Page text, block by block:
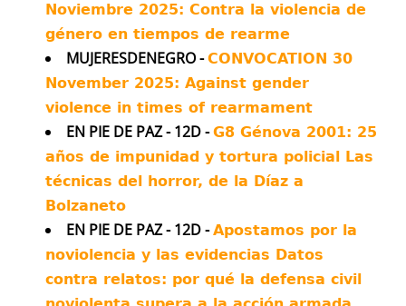
Noviembre 2025: Contra la violencia de
género en tiempos de rearme
MUJERESDENEGRO -CONVOCATION 30
November 2025: Against gender
violence in times of rearmament
EN PIE DE PAZ - 12D -G8 Génova 2001: 25
años de impunidad y tortura policial Las
técnicas del horror, de la Díaz a
Bolzaneto
EN PIE DE PAZ - 12D -Apostamos por la
noviolencia y las evidencias Datos
contra relatos: por qué la defensa civil